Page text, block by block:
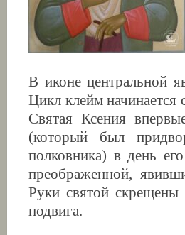
В иконе центральной
Цикл клейм начинается
Святая Ксения
(который был
полковника) в день
преображенной,
Руки святой
подвига.